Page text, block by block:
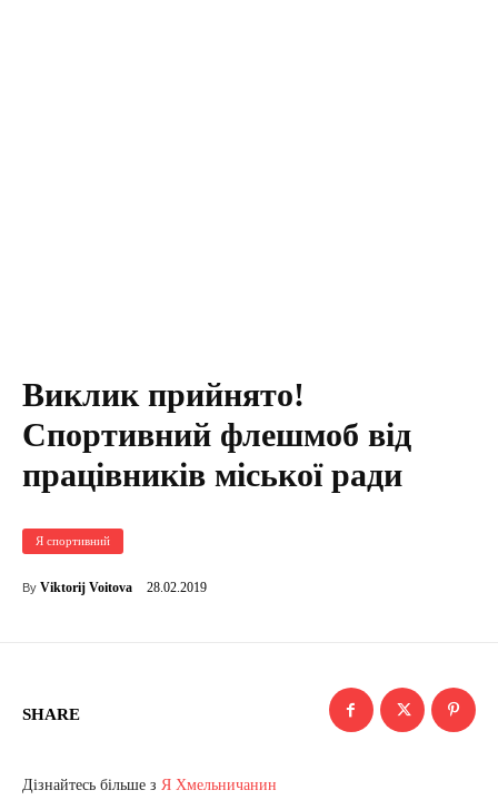
Виклик прийнято!
Спортивний флешмоб від
працівників міської ради
Я спортивний
By Viktorij Voitova 28.02.2019
SHARE
Дізнайтесь більше з Я Хмельничанин